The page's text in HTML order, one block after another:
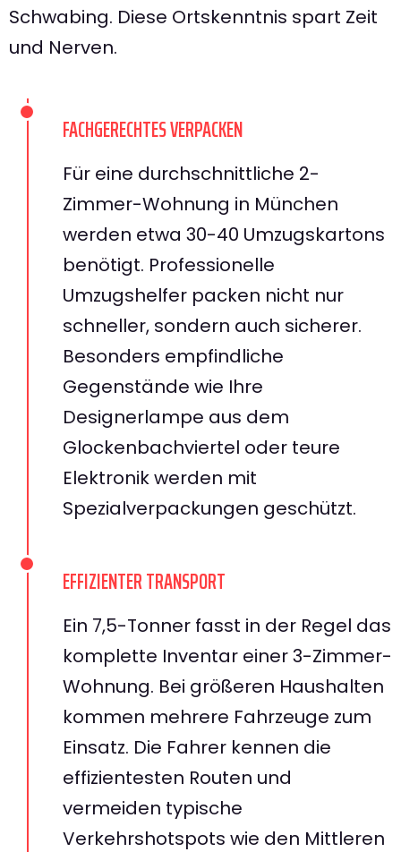
Schwabing. Diese Ortskenntnis spart Zeit
und Nerven.
FACHGERECHTES VERPACKEN
Für eine durchschnittliche 2-
Zimmer-Wohnung in München
werden etwa 30-40 Umzugskartons
benötigt. Professionelle
Umzugshelfer packen nicht nur
schneller, sondern auch sicherer.
Besonders empfindliche
Gegenstände wie Ihre
Designerlampe aus dem
Glockenbachviertel oder teure
Elektronik werden mit
Spezialverpackungen geschützt.
EFFIZIENTER TRANSPORT
Ein 7,5-Tonner fasst in der Regel das
komplette Inventar einer 3-Zimmer-
Wohnung. Bei größeren Haushalten
kommen mehrere Fahrzeuge zum
Einsatz. Die Fahrer kennen die
effizientesten Routen und
vermeiden typische
Verkehrshotspots wie den Mittleren